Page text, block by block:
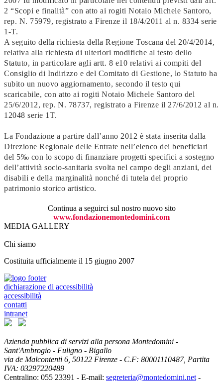
2 “Scopi e finalità” con atto ai rogiti Notaio Michele Santoro,
rep. N. 75979, registrato a Firenze il 18/4/2011 al n. 8334 serie
1-T.
A seguito della richiesta della Regione Toscana del 20/4/2014,
relativa alla richiesta di ulteriori modifiche al testo dello
Statuto, in particolare agli artt. 8 e10 relativi ai compiti del
Consiglio di Indirizzo e del Comitato di Gestione, lo Statuto ha
subito un nuovo aggiornamento, secondo il testo qui
scaricabile, con atto ai rogiti Notaio Michele Santoro del
25/6/2012, rep. N. 78737, registrato a Firenze il 27/6/2012 al n.
12048 serie 1T.
La Fondazione a partire dall’anno 2012 è stata inserita dalla
Direzione Regionale delle Entrate nell’elenco dei beneficiari
del 5‰ con lo scopo di finanziare progetti specifici a sostegno
dell’attività socio-sanitaria svolta nel campo degli anziani, dei
disabili e della marginalità nonché di tutela del proprio
patrimonio storico artistico.
Continua a seguirci sul nostro nuovo sito
www.fondazionemontedomini.com
MEDIA GALLERY
Chi siamo
Costituita ufficialmente il 15 giugno 2007
dichiarazione di accessibilità
accessibilità
contatti
intranet
Azienda pubblica di servizi alla persona Montedomini -
Sant'Ambrogio - Fuligno - Bigallo
via de Malcontenti 6, 50122 Firenze - C.F: 80001110487, Partita
IVA: 03297220489
Centralino: 055 23391 - E-mail: segreteria@montedomini.net -